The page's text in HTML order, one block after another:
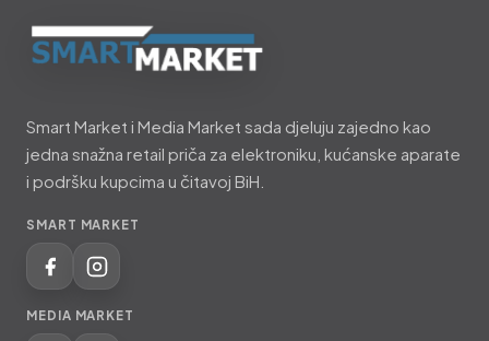
i
Media
Market
Smart Market i Media Market sada djeluju zajedno kao
jedna snažna retail priča za elektroniku, kućanske aparate
i podršku kupcima u čitavoj BiH.
SMART MARKET
MEDIA MARKET